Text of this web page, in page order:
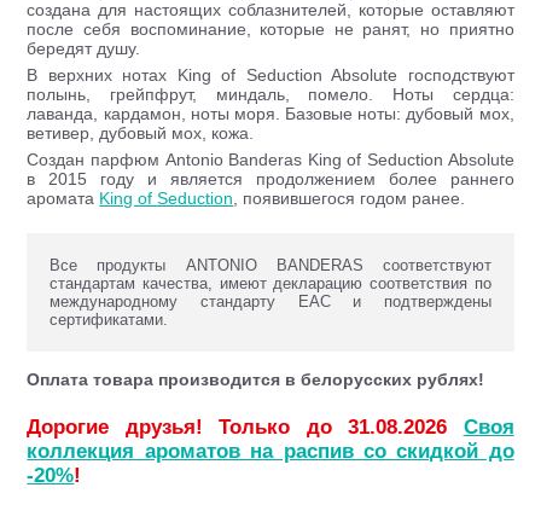
создана для настоящих соблазнителей, которые оставляют
после себя воспоминание, которые не ранят, но приятно
бередят душу.
В верхних нотах King of Seduction Absolute господствуют
полынь, грейпфрут, миндаль, помело. Ноты сердца:
лаванда, кардамон, ноты моря. Базовые ноты: дубовый мох,
ветивер, дубовый мох, кожа.
Создан парфюм Antonio Banderas King of Seduction Absolute
в 2015 году и является продолжением более раннего
аромата King of Seduction , появившегося годом ранее.
Все продукты ANTONIO BANDERAS соответствуют
стандартам качества, имеют декларацию соответствия по
международному стандарту ЕАС и подтверждены
сертификатами.
Оплата товара производится в белорусских рублях!
Дорогие друзья! Только до 31.08.2026 Своя
коллекция ароматов на распив со скидкой до
-20%!